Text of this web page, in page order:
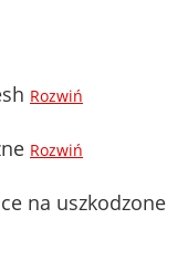
Rozwiń
Rozwiń
na uszkodzone